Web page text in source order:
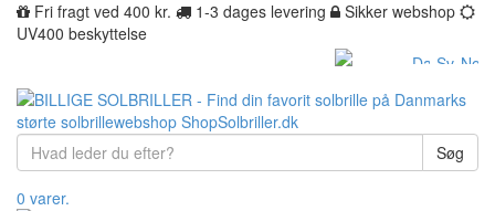
Fri fragt ved 400 kr. 1-3 dages levering
Sikker webshop
UV400 beskyttelse
Søg
0 varer.